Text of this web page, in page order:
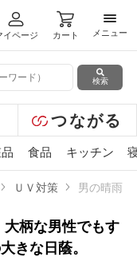
イページ カート
メニ
メニュー
検索
つながる
食品 キッチン
ＵＶ対策 男の晴雨兼
柄な男性でもす
きな日蔭。